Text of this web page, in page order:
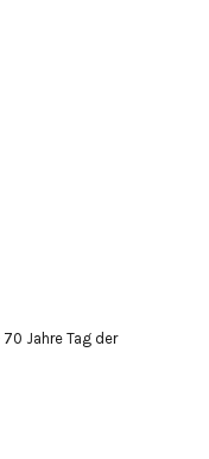
Jahre Tag der